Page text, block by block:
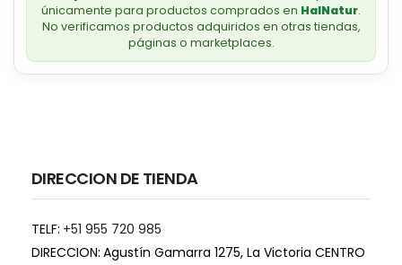
únicamente para productos comprados en HalNatur.
No verificamos productos adquiridos en otras tiendas,
páginas o marketplaces.
DIRECCION DE TIENDA
TELF: +51 955 720 985
DIRECCION: Agustín Gamarra 1275, La Victoria CENTRO